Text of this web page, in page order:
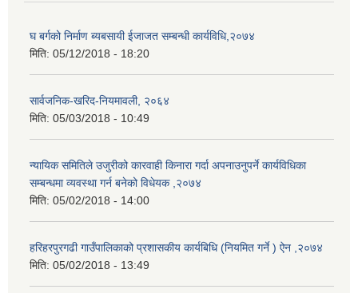
घ बर्गको निर्माण ब्यबसायी ईजाजत सम्बन्धी कार्यविधि,२०७४
मिति: 05/12/2018 - 18:20
सार्वजनिक-खरिद-नियमावली, २०६४
मिति: 05/03/2018 - 10:49
न्यायिक समितिले उजुरीको कारवाही किनारा गर्दा अपनाउनुपर्ने कार्यविधिका
सम्बन्धमा व्यवस्था गर्न बनेको विधेयक ,२०७४
मिति: 05/02/2018 - 14:00
हरिहरपुरगढी गाउँपालिकाको प्रशासकीय कार्यबिधि (नियमित गर्ने ) ऐन ,२०७४
मिति: 05/02/2018 - 13:49